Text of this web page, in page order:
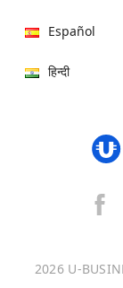
Español
हिन्दी
Português
2026 U-